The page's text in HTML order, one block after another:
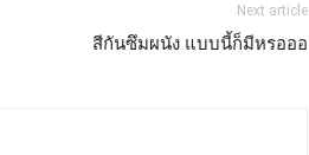
Next article
สีกันซึมผนัง แบบนี้ก็มีหรอออ